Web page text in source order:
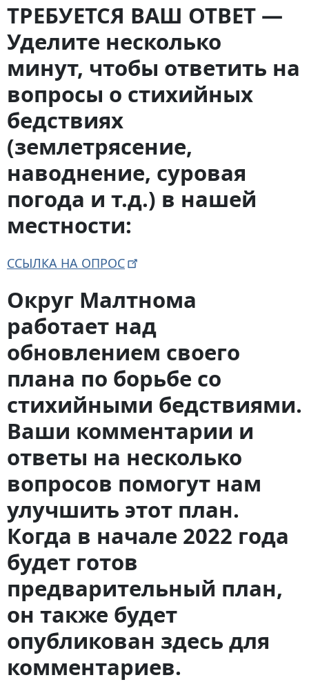
ТРЕБУЕТСЯ ВАШ ОТВЕТ —
Уделите несколько
минут, чтобы ответить на
вопросы о стихийных
бедствиях
(землетрясение,
наводнение, суровая
погода и т.д.) в нашей
местности:
ССЫЛКА НА ОПРОС
Округ Малтнома
работает над
обновлением своего
плана по борьбе со
стихийными бедствиями.
Ваши комментарии и
ответы на несколько
вопросов помогут нам
улучшить этот план.
Когда в начале 2022 года
будет готов
предварительный план,
он также будет
опубликован здесь для
комментариев.